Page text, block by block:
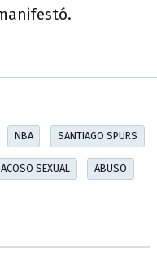
NBA SANTIAGO SPURS
ACOSO SEXUAL ABUSO